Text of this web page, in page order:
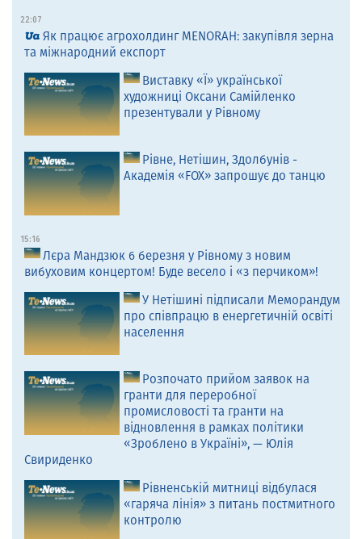
22:07
Як працює агрохолдинг MENORAH: закупівля зерна
та міжнародний експорт
Виставку «Ї» української
художниці Оксани Самійленко
презентували у Рівному
Рівне, Нетішин, Здолбунів -
Академія «FOX» запрошує до танцю
15:16
Лєра Мандзюк 6 березня у Рівному з новим
вибуховим концертом! Буде весело і «з перчиком»!
У Нетішині підписали Меморандум
про співпрацю в енергетичній освіті
населення
Розпочато прийом заявок на
гранти для переробної
промисловості та гранти на
відновлення в рамках політики
«Зроблено в Україні», — Юлія
Свириденко
Рівненській митниці відбулася
«гаряча лінія» з питань постмитного
контролю